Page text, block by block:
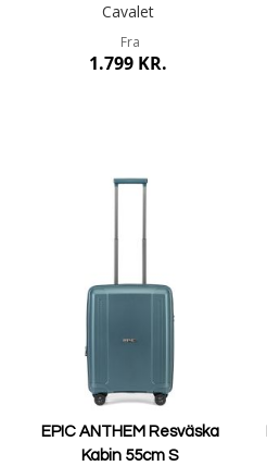
Cavalet
Fra
1.799 KR.
EPIC ANTHEM Resväska
Kabin 55cm S